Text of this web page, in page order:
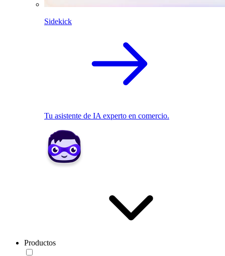
Sidekick
Tu asistente de IA experto en comercio.
Productos